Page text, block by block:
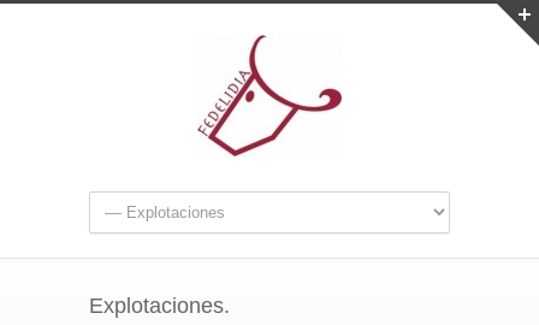
Explotaciones.